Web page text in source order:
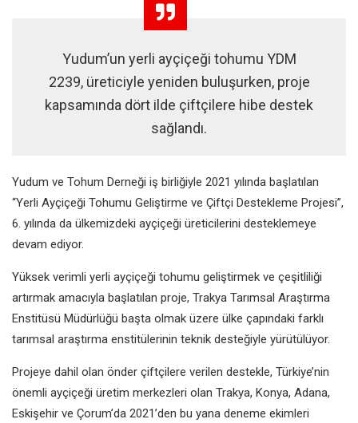
Yudum’un yerli ayçiçeği tohumu YDM
2239, üreticiyle yeniden buluşurken, proje
kapsamında dört ilde çiftçilere hibe destek
sağlandı.
Yudum ve Tohum Derneği iş birliğiyle 2021 yılında başlatılan
“Yerli Ayçiçeği Tohumu Geliştirme ve Çiftçi Destekleme Projesi”,
6. yılında da ülkemizdeki ayçiçeği üreticilerini desteklemeye
devam ediyor.
Yüksek verimli yerli ayçiçeği tohumu geliştirmek ve çeşitliliği
artırmak amacıyla başlatılan proje, Trakya Tarımsal Araştırma
Enstitüsü Müdürlüğü başta olmak üzere ülke çapındaki farklı
tarımsal araştırma enstitülerinin teknik desteğiyle yürütülüyor.
Projeye dahil olan önder çiftçilere verilen destekle, Türkiye’nin
önemli ayçiçeği üretim merkezleri olan Trakya, Konya, Adana,
Eskişehir ve Çorum’da 2021’den bu yana deneme ekimleri